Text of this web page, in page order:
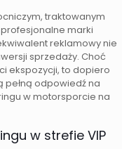
traktowanym
marki
reklamowy nie
sprzedaży. Choć
ekspozycji, to dopiero
pełną odpowiedź na
w motorsporcie na
w strefie VIP